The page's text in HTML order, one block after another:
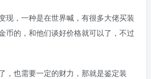
现，一种是在世界喊，有很多大佬买装
币的，和他们谈好价格就可以了，不过
，也需要一定的财力，那就是鉴定装